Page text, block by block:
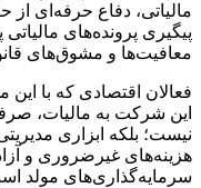
مالیاتی، دفاع حرفه‌ای
پیگیری پرونده‌های
معافیت‌ها و مشوق‌های
فعالان اقتصادی که با این
این شرکت به مالیات،
نیست؛ بلکه ابزاری
هزینه‌های غیرضروری و
سرمایه‌گذاری‌های مولد